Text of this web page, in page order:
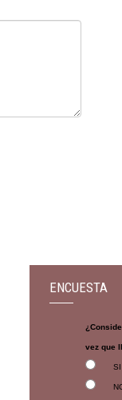
ENCUESTA
vez que
SI